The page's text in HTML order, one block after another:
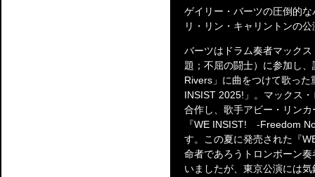
ゲイリー・バーツの圧倒的
リ・リン・キャリントンの
バーツはドラム奏者マック
題；不屈の闘士）に参加し
Rivers」に曲をつけて歌っ
INSIST 2025!」。マックス
合作し、歌手アビー・リン
『WE INSIST! -Freedom
す。この夏に発売された『
命者であろうトロンボーン
いましたが、東京公演には